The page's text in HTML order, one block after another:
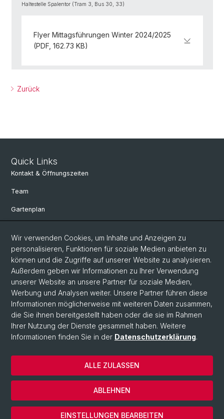
Haltestelle Spalentor (Tram 3, Bus 30, 33)
Flyer Mittagsführungen Winter 2024/2025
(PDF, 162.73 KB)
Zurück
Quick Links
Kontakt & Öffnungszeiten
Team
Gartenplan
Herbarien Basel
Links
Spenden
Social Media
Instagram
Wir verwenden Cookies, um Inhalte und Anzeigen zu
personalisieren, Funktionen für soziale Medien anbieten zu
können und die Zugriffe auf unserer Website zu analysieren.
Außerdem geben wir Informationen zu Ihrer Verwendung
unserer Website an unsere Partner für soziale Medien,
Werbung und Analysen weiter. Unsere Partner führen diese
Informationen möglicherweise mit weiteren Daten zusammen,
die Sie ihnen bereitgestellt haben oder die sie im Rahmen
Ihrer Nutzung der Dienste gesammelt haben. Weitere
Informationen finden Sie in der Datenschutzerklärung.
EINSTELLUNGEN BEARBEITEN
ABLEHNEN
ALLE ZULASSEN